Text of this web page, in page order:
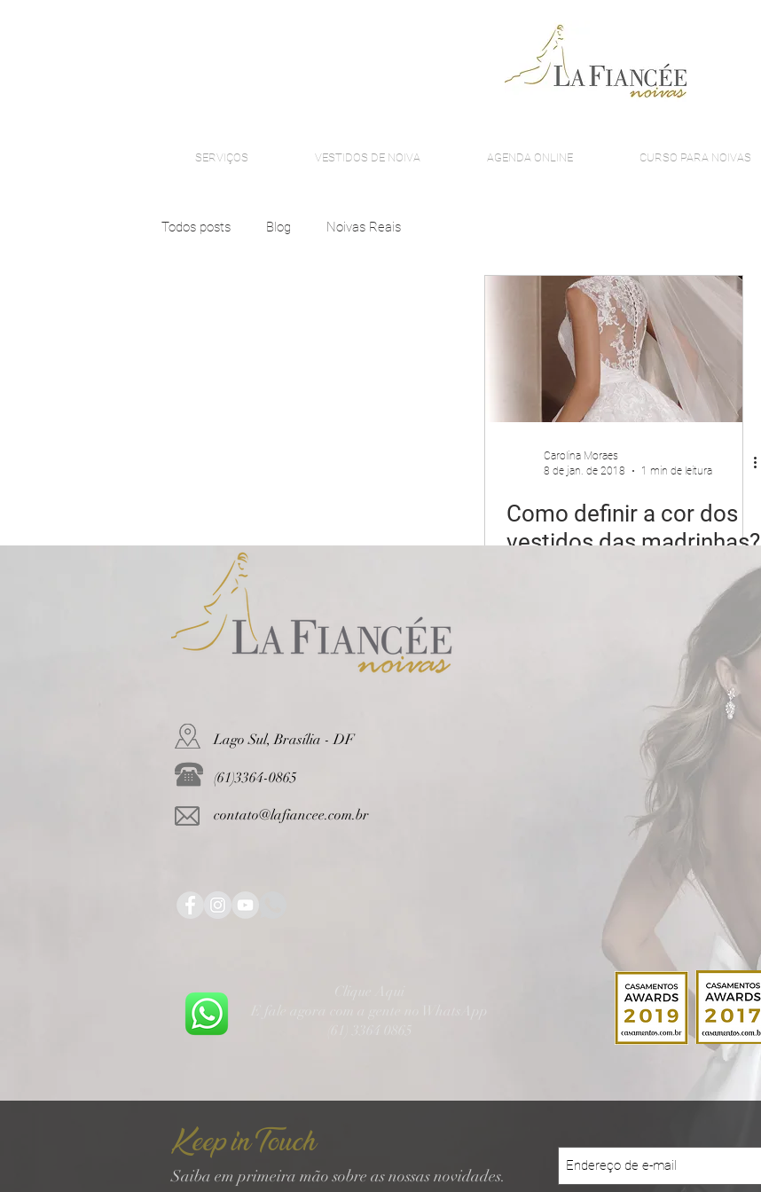
SERVIÇOS VESTIDOS DE NOIVA AGENDA ONLINE CURSO PARA NOIVAS
Todos posts Blog Noivas Reais
Carolina Moraes
8 de jan. de 2018
1 min de leitura
Como definir a cor dos
vestidos das madrinhas?
Lago Sul, Brasília - DF
(61)3364-0865
contato@lafiancee.com.br
Keep in Touch
Saiba em primeira mão sobre as nossas novidades.